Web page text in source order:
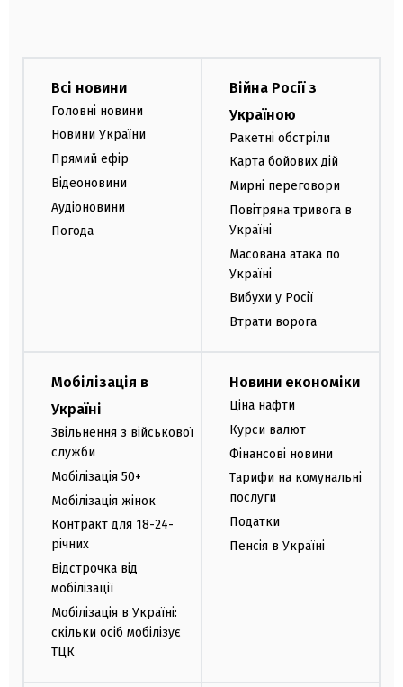
Всі новини
Головні новини
Новини України
Прямий ефір
Відеоновини
Аудіоновини
Погода
Війна Росії з
Україною
Ракетні обстріли
Карта бойових дій
Мирні переговори
Повітряна тривога в
Україні
Масована атака по
Україні
Вибухи у Росії
Втрати ворога
Мобілізація в
Україні
Звільнення з військової
служби
Мобілізація 50+
Мобілізація жінок
Контракт для 18-24-
річних
Відстрочка від
мобілізації
Мобілізація в Україні:
скільки осіб мобілізує
ТЦК
Новини економіки
Ціна нафти
Курси валют
Фінансові новини
Тарифи на комунальні
послуги
Податки
Пенсія в Україні